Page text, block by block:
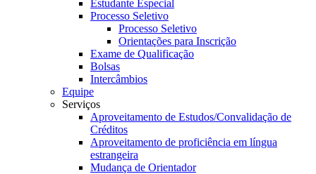
Estudante Especial
Processo Seletivo
Processo Seletivo
Orientações para Inscrição
Exame de Qualificação
Bolsas
Intercâmbios
Equipe
Serviços
Aproveitamento de Estudos/Convalidação de
Créditos
Aproveitamento de proficiência em língua
estrangeira
Mudança de Orientador